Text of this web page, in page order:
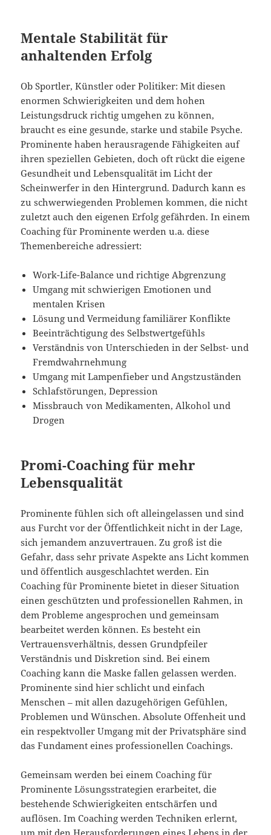
Mentale Stabilität für
anhaltenden Erfolg
Ob Sportler, Künstler oder Politiker: Mit diesen
enormen Schwierigkeiten und dem hohen
Leistungsdruck richtig umgehen zu können,
braucht es eine gesunde, starke und stabile Psyche.
Prominente haben herausragende Fähigkeiten auf
ihren speziellen Gebieten, doch oft rückt die eigene
Gesundheit und Lebensqualität im Licht der
Scheinwerfer in den Hintergrund. Dadurch kann es
zu schwerwiegenden Problemen kommen, die nicht
zuletzt auch den eigenen Erfolg gefährden. In einem
Coaching für Prominente werden u.a. diese
Themenbereiche adressiert:
Work-Life-Balance und richtige Abgrenzung
Umgang mit schwierigen Emotionen und
mentalen Krisen
Lösung und Vermeidung familiärer Konflikte
Beeinträchtigung des Selbstwertgefühls
Verständnis von Unterschieden in der Selbst- und
Fremdwahrnehmung
Umgang mit Lampenfieber und Angstzuständen
Schlafstörungen, Depression
Missbrauch von Medikamenten, Alkohol und
Drogen
Promi-Coaching für mehr
Lebensqualität
Prominente fühlen sich oft alleingelassen und sind
aus Furcht vor der Öffentlichkeit nicht in der Lage,
sich jemandem anzuvertrauen. Zu groß ist die
Gefahr, dass sehr private Aspekte ans Licht kommen
und öffentlich ausgeschlachtet werden. Ein
Coaching für Prominente bietet in dieser Situation
einen geschützten und professionellen Rahmen, in
dem Probleme angesprochen und gemeinsam
bearbeitet werden können. Es besteht ein
Vertrauensverhältnis, dessen Grundpfeiler
Verständnis und Diskretion sind. Bei einem
Coaching kann die Maske fallen gelassen werden.
Prominente sind hier schlicht und einfach
Menschen – mit allen dazugehörigen Gefühlen,
Problemen und Wünschen. Absolute Offenheit und
ein respektvoller Umgang mit der Privatsphäre sind
das Fundament eines professionellen Coachings.
Gemeinsam werden bei einem Coaching für
Prominente Lösungsstrategien erarbeitet, die
bestehende Schwierigkeiten entschärfen und
auflösen. Im Coaching werden Techniken erlernt,